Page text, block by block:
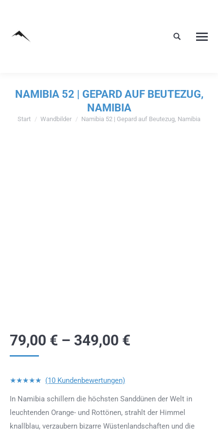
NAMIBIA 52 | GEPARD AUF BEUTEZUG,
NAMIBIA
Sie befinden sich hier:
Start Wandbilder Namibia 52 | Gepard auf Beutezug, Namibia
79,00 € – 349,00 €
★★★★★ (10 Kundenbewertungen)
In Namibia schillern die höchsten Sanddünen der Welt in
leuchtenden Orange- und Rottönen, strahlt der Himmel
knallblau, verzaubern bizarre Wüstenlandschaften und die